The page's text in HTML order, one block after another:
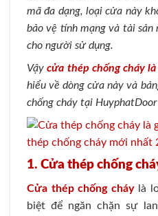
mã đa dạng, loại cửa này
bảo vệ tính mạng và tài sản
cho người sử dụng.
Vậycửa thép chống cháy là
hiểu về dòng cửa này và
chống cháy tại HuyphatDoor
1. Cửa thép chống
Cửa thép chống cháylà
biệt để ngăn chặn sự